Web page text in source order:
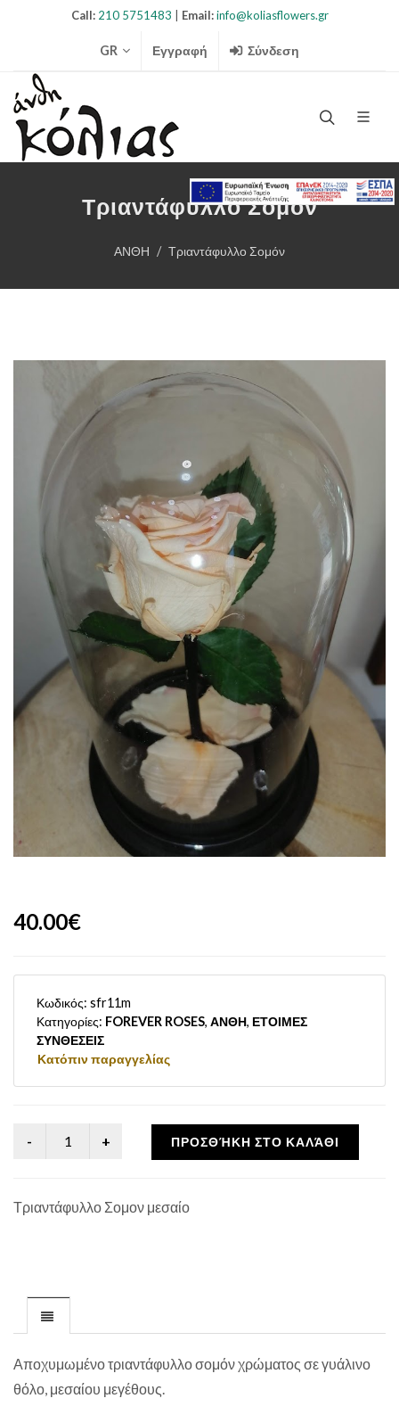
Call: 210 5751483 Email: info@koliasflowers.gr
GR Εγγραφή Σύνδεση
Search
Τριαντάφυλλο Σομόν
ΑΝΘΗ Τριαντάφυλλο Σομόν
40.00€
Κωδικός: sfr11m
Κατηγορίες: FOREVER ROSES, ΑΝΘΗ, ΕΤΟΙΜΕΣ
ΣΥΝΘΕΣΕΙΣ
Κατόπιν παραγγελίας
ΠΡΟΣΘΉΚΗ ΣΤΟ ΚΑΛΆΘΙ
Τριαντάφυλλο Σομον μεσαίο
Αποχυμωμένο τριαντάφυλλο σομόν χρώματος σε γυάλινο
θόλο, μεσαίου μεγέθους.